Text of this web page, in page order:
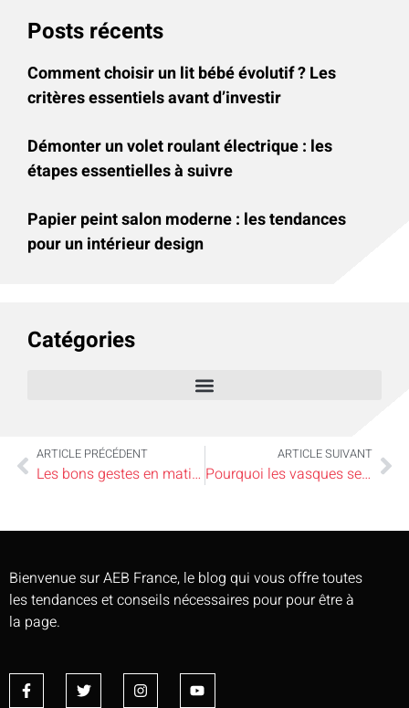
Posts récents
Comment choisir un lit bébé évolutif ? Les
critères essentiels avant d’investir
Démonter un volet roulant électrique : les
étapes essentielles à suivre
Papier peint salon moderne : les tendances
pour un intérieur design
Catégories
ARTICLE PRÉCÉDENT
Les bons gestes en matière d’eau chaude sanitaire
ARTICLE SUIVANT
Pourquoi les vasques semi-encastrées sont-elles si populaires ?
Bienvenue sur AEB France, le blog qui vous offre toutes
les tendances et conseils nécessaires pour pour être à
la page.